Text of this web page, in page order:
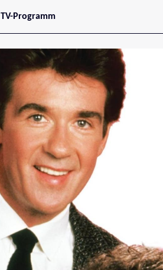
TV-Programm